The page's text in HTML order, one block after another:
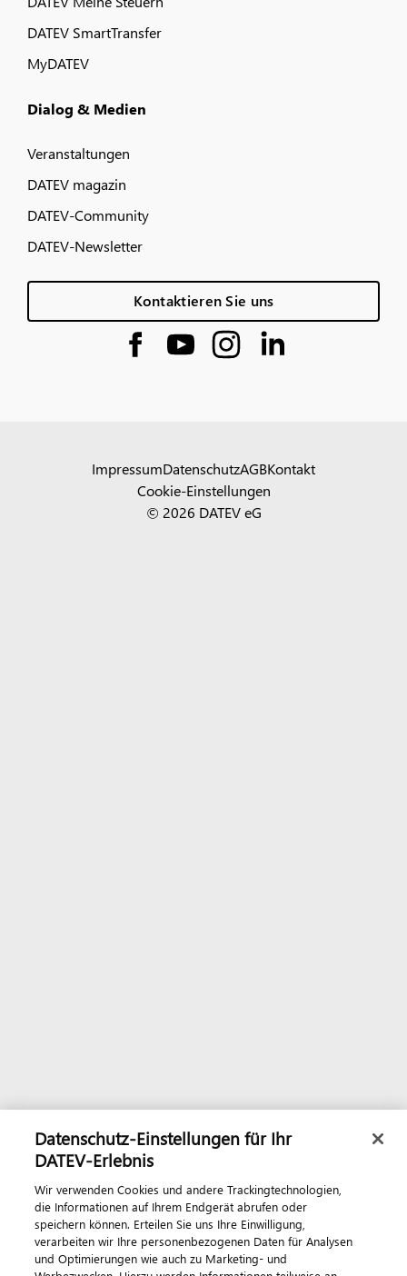
DATEV SmartTransfer
MyDATEV
Dialog & Medien
Veranstaltungen
DATEV magazin
DATEV-Community
DATEV-Newsletter
Kontaktieren Sie uns
© 2026 DATEV eG
ImpressumDatenschutzAGBKontakt
Cookie-Einstellungen
Datenschutz-Einstellungen für Ihr
DATEV-Erlebnis
Wir verwenden Cookies und andere Trackingtechnologien,
die Informationen auf Ihrem Endgerät abrufen oder
speichern können. Erteilen Sie uns Ihre Einwilligung,
verarbeiten wir Ihre personenbezogenen Daten für Analysen
und Optimierungen wie auch zu Marketing- und